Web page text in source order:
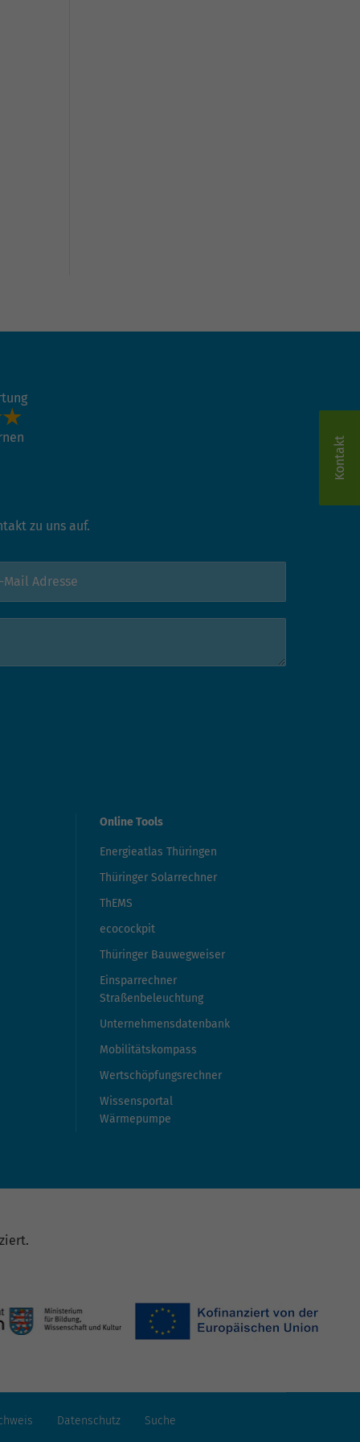
zu uns auf.
Online Tools
Energieatlas Thüringen
Thüringer Solarrechner
ThEMS
ecocockpit
Thüringer Bauwegweiser
Einsparrechner
Straßenbeleuchtung
Unternehmensdatenbank
Mobilitätskompass
Wertschöpfungsrechner
Wissensportal
Wärmepumpe
Datenschutz Suche
Kontakt